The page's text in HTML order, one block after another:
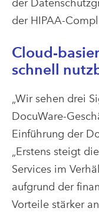
der
der HIPAA-
Cloud-
schnell
„Wir sehen drei
DocuWare-
Einführung der
„Erstens steigt
Services im
aufgrund der
Vorteile stärker